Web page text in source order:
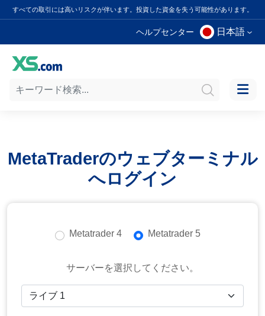
すべての取引には高いリスクが伴います。投資した資金を失う可能性があります。
ヘルプセンター 日本語
MetaTraderのウェブターミナル
へログイン
Metatrader 4 Metatrader 5
サーバーを選択してください。